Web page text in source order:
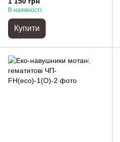
В наявності
Купити